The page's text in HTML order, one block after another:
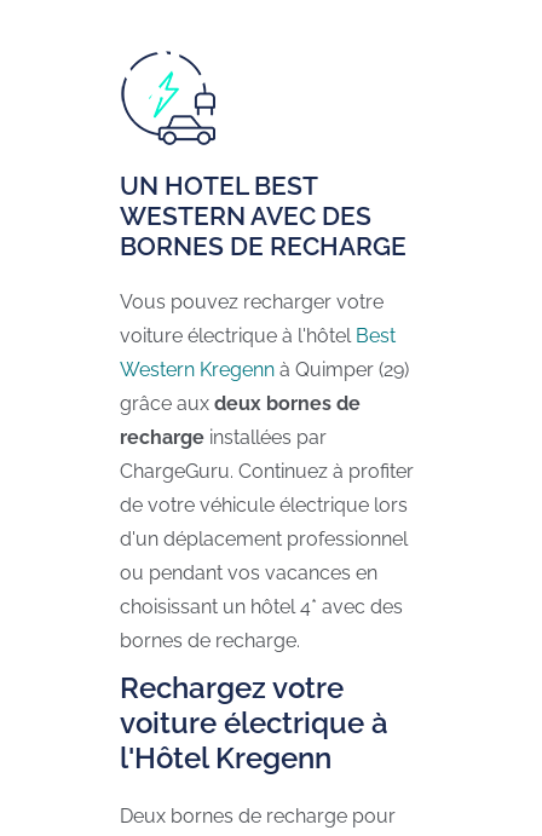
UN HOTEL BEST
WESTERN AVEC DES
BORNES DE RECHARGE
Vous pouvez recharger votre
voiture électrique à l'hôtel Best
Western Kregenn à Quimper (29)
grâce aux deux bornes de
recharge installées par
ChargeGuru. Continuez à profiter
de votre véhicule électrique lors
d'un déplacement professionnel
ou pendant vos vacances en
choisissant un hôtel 4* avec des
bornes de recharge.
Rechargez votre
voiture électrique à
l'Hôtel Kregenn
Deux bornes de recharge pour